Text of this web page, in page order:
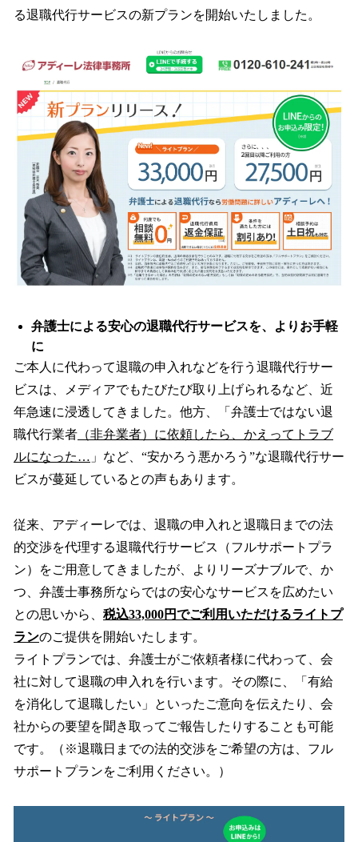
込
み
で
す
る退職代行サービスの新プランを開始いたしました。
弁護士による安心の退職代行サービスを、よりお手軽
に
ご本人に代わって退職の申入れなどを行う退職代行サー
ビスは、メディアでもたびたび取り上げられるなど、近
年急速に浸透してきました。他方、「弁護士ではない退
職代行業者 （非弁業者）に依頼したら、かえってトラブ
ルになった… 」など、“安かろう悪かろう”な退職代行サー
ビスが蔓延しているとの声もあります。
従来、アディーレでは、退職の申入れと退職日までの法
的交渉を代理する退職代行サービス（フルサポートプラ
ン）をご用意してきましたが、よりリーズナブルで、か
つ、弁護士事務所ならではの安心なサービスを広めたい
との思いから、 税込33,000円でご利用いただけるライトプ
ランのご提供を開始いたします。
ライトプランでは、弁護士がご依頼者様に代わって、会
社に対して退職の申入れを行います。その際に、「有給
を消化して退職したい」といったご意向を伝えたり、会
社からの要望を聞き取ってご報告したりすることも可能
です。（※退職日までの法的交渉をご希望の方は、フル
サポートプランをご利用ください。）